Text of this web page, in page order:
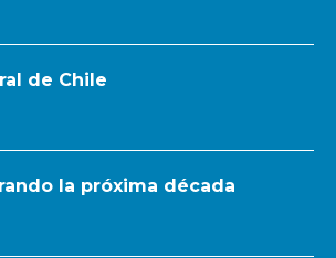
de Chile
la próxima década